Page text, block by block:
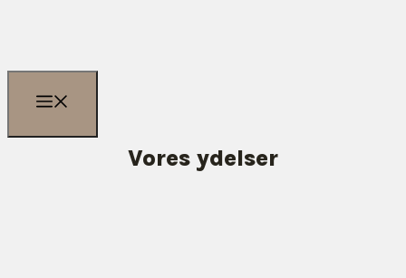
Vores ydelser